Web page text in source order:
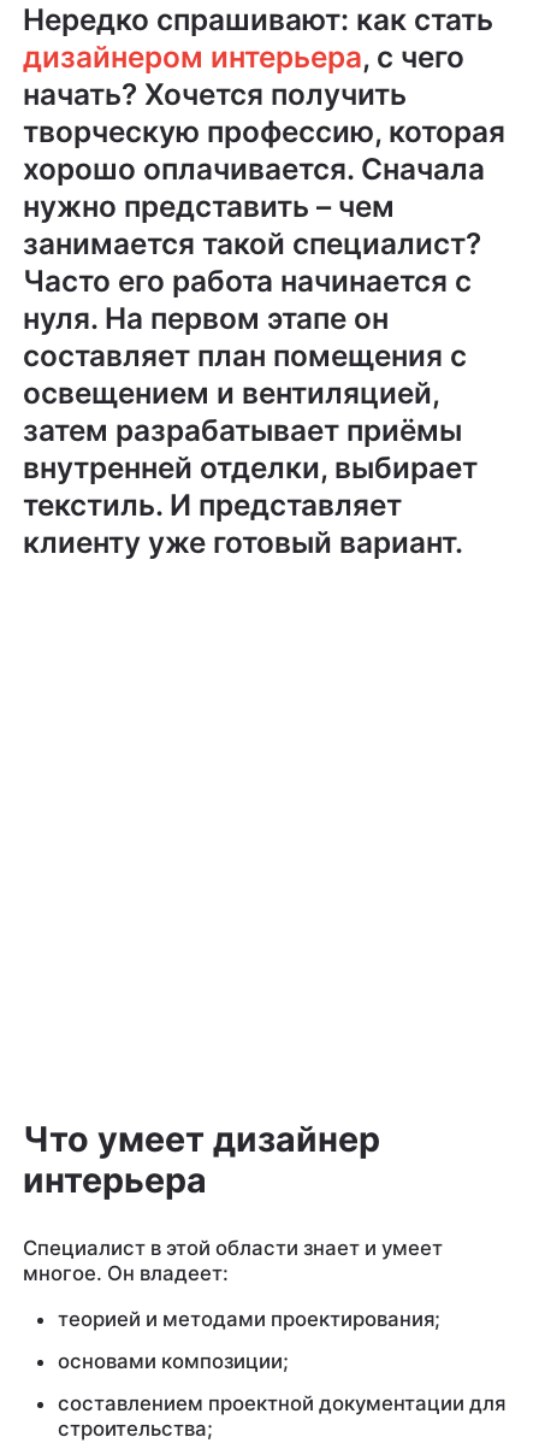
Нередко спрашивают: как стать
дизайнером интерьера, с чего
начать? Хочется получить
творческую профессию, которая
хорошо оплачивается. Сначала
нужно представить – чем
занимается такой специалист?
Часто его работа начинается с
нуля. На первом этапе он
составляет план помещения с
освещением и вентиляцией,
затем разрабатывает приёмы
внутренней отделки, выбирает
текстиль. И представляет
клиенту уже готовый вариант.
Что умеет дизайнер
интерьера
Специалист в этой области знает и умеет
многое. Он владеет:
теорией и методами проектирования;
основами композиции;
составлением проектной документации для
строительства;